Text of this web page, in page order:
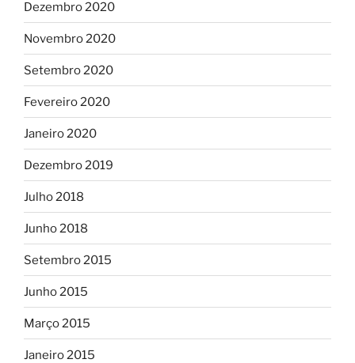
Dezembro 2020
Novembro 2020
Setembro 2020
Fevereiro 2020
Janeiro 2020
Dezembro 2019
Julho 2018
Junho 2018
Setembro 2015
Junho 2015
Março 2015
Janeiro 2015